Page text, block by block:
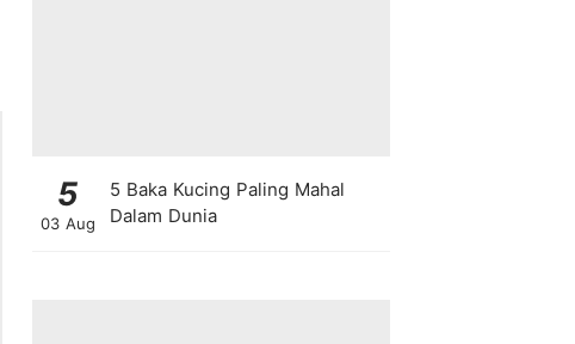
5
03 Aug
5 Baka Kucing Paling Mahal
Dalam Dunia